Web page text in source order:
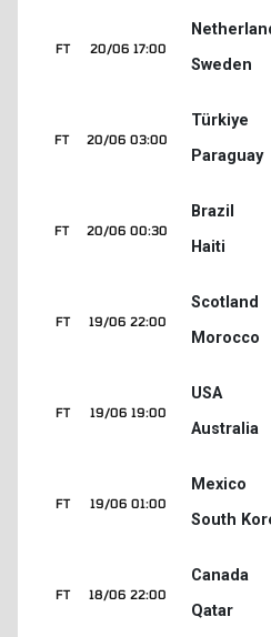
20/06 17:00
FT
Sweden
20/06 03:00
FT
Türkiye
Paraguay
20/06 00:30
FT
Brazil
Haiti
19/06 22:00
FT
Scotland
Morocco
19/06 19:00
FT
USA
Australia
19/06 01:00
FT
Mexico
South
18/06 22:00
FT
Canada
Qatar